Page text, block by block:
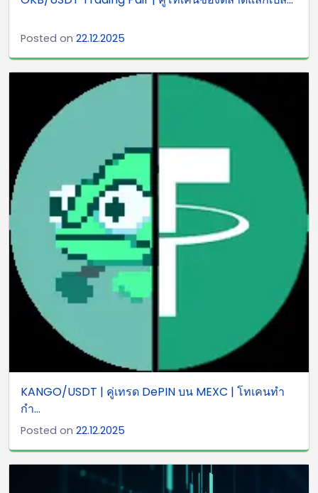
Posted on 22.12.2025
KANGO/USDT | คู่เทรด DePIN บน MEXC | โทเคนทำ
กำ...
Posted on 22.12.2025